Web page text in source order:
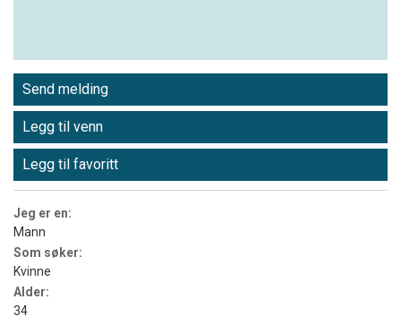
Send melding
Legg til venn
Legg til favoritt
Jeg er en:
Mann
Som søker:
Kvinne
Alder:
34